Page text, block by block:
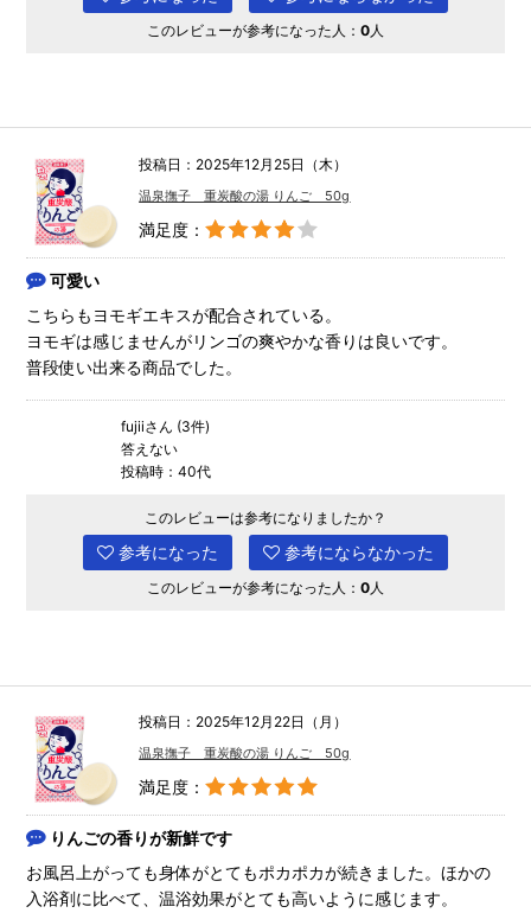
このレビューが参考になった人： 0 人
投稿日：2025年12月25日（木）
温泉撫子 重炭酸の湯 りんご 50g
満足度：
可愛い
こちらもヨモギエキスが配合されている。
ヨモギは感じませんがリンゴの爽やかな香りは良いです。
普段使い出来る商品でした。
fujiiさん (3件)
答えない
投稿時：40代
このレビューは参考になりましたか？
参考になった 参考にならなかった
このレビューが参考になった人： 0人
投稿日：2025年12月22日（月）
温泉撫子 重炭酸の湯 りんご 50g
満足度：
りんごの香りが新鮮です
お風呂上がっても身体がとてもポカポカが続きました。ほかの
入浴剤に比べて、温浴効果がとても高いように感じます。